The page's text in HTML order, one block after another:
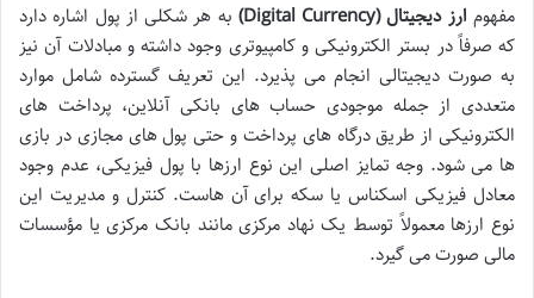
مفهوم ارز دیجیتال (Digital Currency)
به هر شکلی از پول اشاره دارد
که صرفاً در بستر الکترونیکی و کامپیوتری وجود داشته و مبادلات آن نیز
به صورت دیجیتالی انجام می پذیرد. این تعریف گسترده شامل موارد
متعددی از جمله موجودی حساب های بانکی آنلاین، پرداخت های
الکترونیکی از طریق درگاه های پرداخت و حتی پول های مجازی در بازی
ها می شود. وجه تمایز اصلی این نوع ارزها با پول فیزیکی، عدم وجود
معادل فیزیکی اسکناس یا سکه برای آن هاست. کنترل و مدیریت این
نوع ارزها معمولاً توسط یک نهاد مرکزی مانند بانک مرکزی یا مؤسسات
مالی صورت می گیرد.